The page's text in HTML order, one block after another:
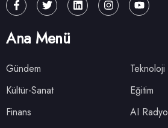
Ana Menü
Gündem
Teknoloji
Kültür-Sanat
Eğitim
Finans
AI Radyo